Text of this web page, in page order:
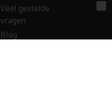
Veel gestelde
vragen
Blog